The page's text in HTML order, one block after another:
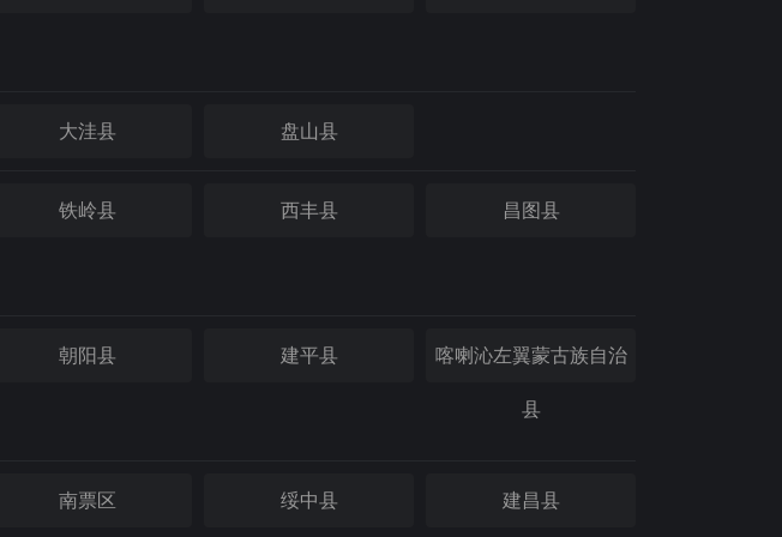
大洼县 盘山县
铁岭县 西丰县 昌图县
朝阳县 建平县 喀喇沁左翼蒙古族自治
县
南票区 绥中县 建昌县